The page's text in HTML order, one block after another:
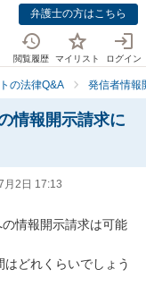
弁護士の方はこちら
閲覧履歴 マイリスト ログイン
の法律Q&A 発信者情報
情報開示請求に
月2日 17:13
情報開示請求は可能
どれくらいでしょう